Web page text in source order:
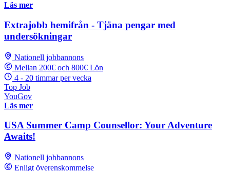
Läs mer
Extrajobb hemifrån - Tjäna pengar med
undersökningar
Nationell jobbannons
Mellan 200€ och 800€ Lön
4 - 20 timmar per vecka
Top Job
YouGov
Läs mer
USA Summer Camp Counsellor: Your Adventure
Awaits!
Nationell jobbannons
Enligt överenskommelse